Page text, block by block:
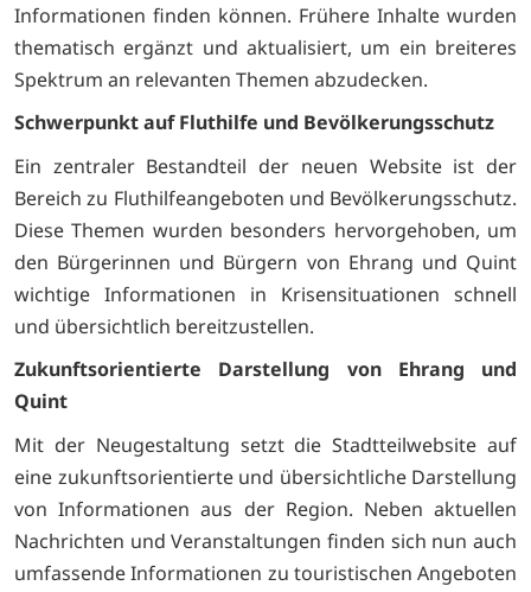
Informationen finden können. Frühere Inhalte wurden
thematisch ergänzt und aktualisiert, um ein breiteres
Spektrum an relevanten Themen abzudecken.
Schwerpunkt auf Fluthilfe und Bevölkerungsschutz
Ein zentraler Bestandteil der neuen Website ist der
Bereich zu Fluthilfeangeboten und Bevölkerungsschutz.
Diese Themen wurden besonders hervorgehoben, um
den Bürgerinnen und Bürgern von Ehrang und Quint
wichtige Informationen in Krisensituationen schnell
und übersichtlich bereitzustellen.
Zukunftsorientierte Darstellung von Ehrang und
Quint
Mit der Neugestaltung setzt die Stadtteilwebsite auf
eine zukunftsorientierte und übersichtliche Darstellung
von Informationen aus der Region. Neben aktuellen
Nachrichten und Veranstaltungen finden sich nun auch
umfassende Informationen zu touristischen Angeboten